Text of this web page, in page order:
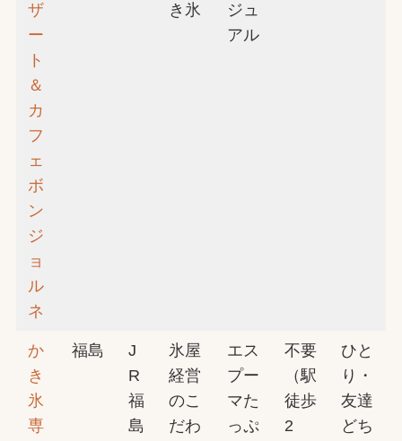
ザ
ー
ト
＆
カ
フ
ェ
ボ
ン
ジ
ョ
ル
ネ
き氷
ジュ
アル
か
き
氷
専
福島
J
R
福
島
氷屋
経営
のこ
だわ
エス
プー
マた
っぷ
不要
（駅
徒歩
2
ひと
り・
友達
どち